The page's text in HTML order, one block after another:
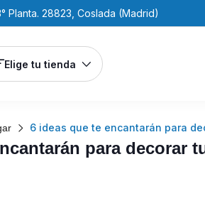
Planta. 28823, Coslada (Madrid)
Elige tu tienda
6 ideas que te encantarán para
para decorar